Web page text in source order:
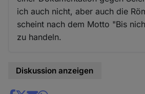
ich auch nicht, aber auch die
scheint nach dem Motto "Bis
zu handeln.
Diskussion anzeigen